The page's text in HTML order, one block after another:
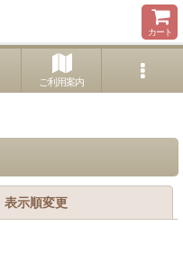
カート
ご利用案内
表示順変更